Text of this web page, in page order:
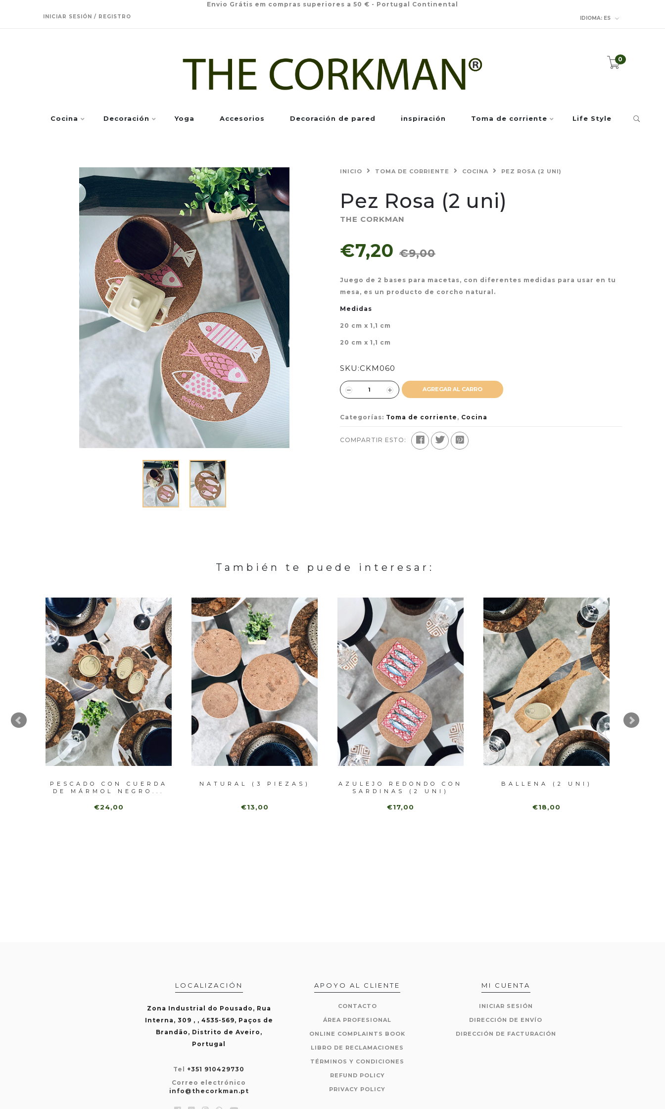
Envio Grátis em compras superiores a 50 € - Portugal Continental
INICIAR SESIÓN / REGISTRO IDIOMA: ES
0
Cocina Decoración Yoga Accesorios Decoración de pared inspiración Toma de corriente Life Style
INICIO TOMA DE CORRIENTE COCINA PEZ ROSA (2 UNI)
Pez Rosa (2 uni)
THE CORKMAN
€7,20 €9,00
Juego de 2 bases para macetas, con diferentes medidas para usar en tu
mesa, es un producto de corcho natural.
Medidas
20 cm x 1,1 cm
20 cm x 1,1 cm
SKU:CKM060
AGREGAR AL CARRO
Categorías: Toma de corriente , Cocina
COMPARTIR ESTO:
También te puede interesar:
PESCADO CON CUERDA
DE MÁRMOL NEGRO...
€24,00
NATURAL (3 PIEZAS)
€13,00
AZULEJO REDONDO CON
SARDINAS (2 UNI)
€17,00
BALLENA (2 UNI)
€18,00
LOCALIZACIÓN
Zona Industrial do Pousado, Rua
Interna, 309 , , 4535-569, Paços de
Brandão, Distrito de Aveiro,
Portugal
Tel +351 910429730
Correo electrónico
info@thecorkman.pt
APOYO AL CLIENTE
CONTACTO
ÁREA PROFESIONAL
ONLINE COMPLAINTS BOOK
LIBRO DE RECLAMACIONES
TÉRMINOS Y CONDICIONES
REFUND POLICY
PRIVACY POLICY
MI CUENTA
INICIAR SESIÓN
DIRECCIÓN DE ENVÍO
DIRECCIÓN DE FACTURACIÓN